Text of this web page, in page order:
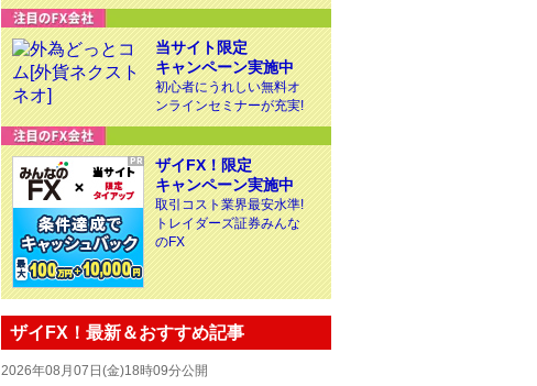
当サイト限定
キャンペーン実施中
初心者にうれしい無料オ
ンラインセミナーが充実!
ザイFX！限定
キャンペーン実施中
取引コスト業界最安水準!
トレイダーズ証券みんな
のFX
ザイFX！最新＆おすすめ記事
2026年08月07日(金)18時09分公開